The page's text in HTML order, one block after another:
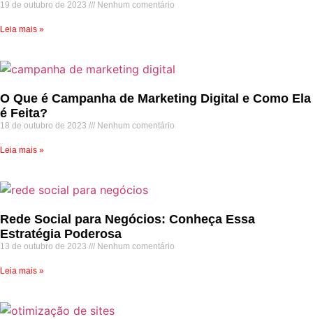
19 de outubro de 2023 Nenhum comentário
Leia mais »
O Que é Campanha de Marketing Digital e Como Ela
é Feita?
18 de outubro de 2023 Nenhum comentário
Leia mais »
Rede Social para Negócios: Conheça Essa
Estratégia Poderosa
13 de outubro de 2023 Nenhum comentário
Leia mais »